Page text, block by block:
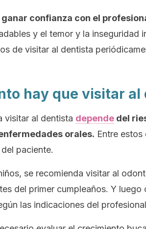
ganar confianza con el
y el temor y la inseguridad
de visitar al dentista
hay que visitar al
visitar al dentista depende del
orales. Entre estos
paciente.
se recomienda visitar al
del primer cumpleaños. Y
las indicaciones del